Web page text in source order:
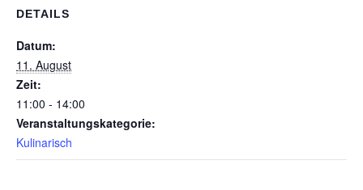
DETAILS
Datum:
11. August
Zeit:
11:00 - 14:00
Veranstaltungskategorie:
Kulinarisch